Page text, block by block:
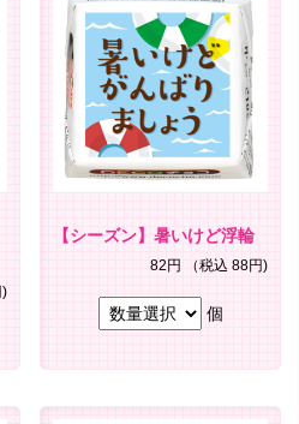
)
【シーズン】暑いけど浮輪
82円 （税込 88円)
個